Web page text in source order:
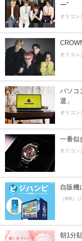
ー”
オリコン
オリコン
パソコ
選」
オリコン
一番似
オリコン
自販機
（PR）
朝1分